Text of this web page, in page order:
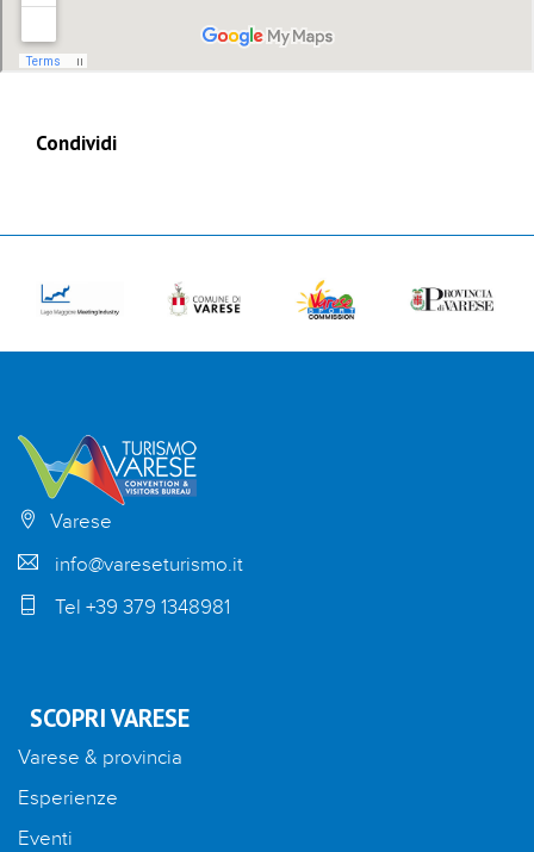
Condividi
Varese
info@vareseturismo.it
Tel +39 379 1348981
SCOPRI VARESE
Varese & provincia
Esperienze
Eventi